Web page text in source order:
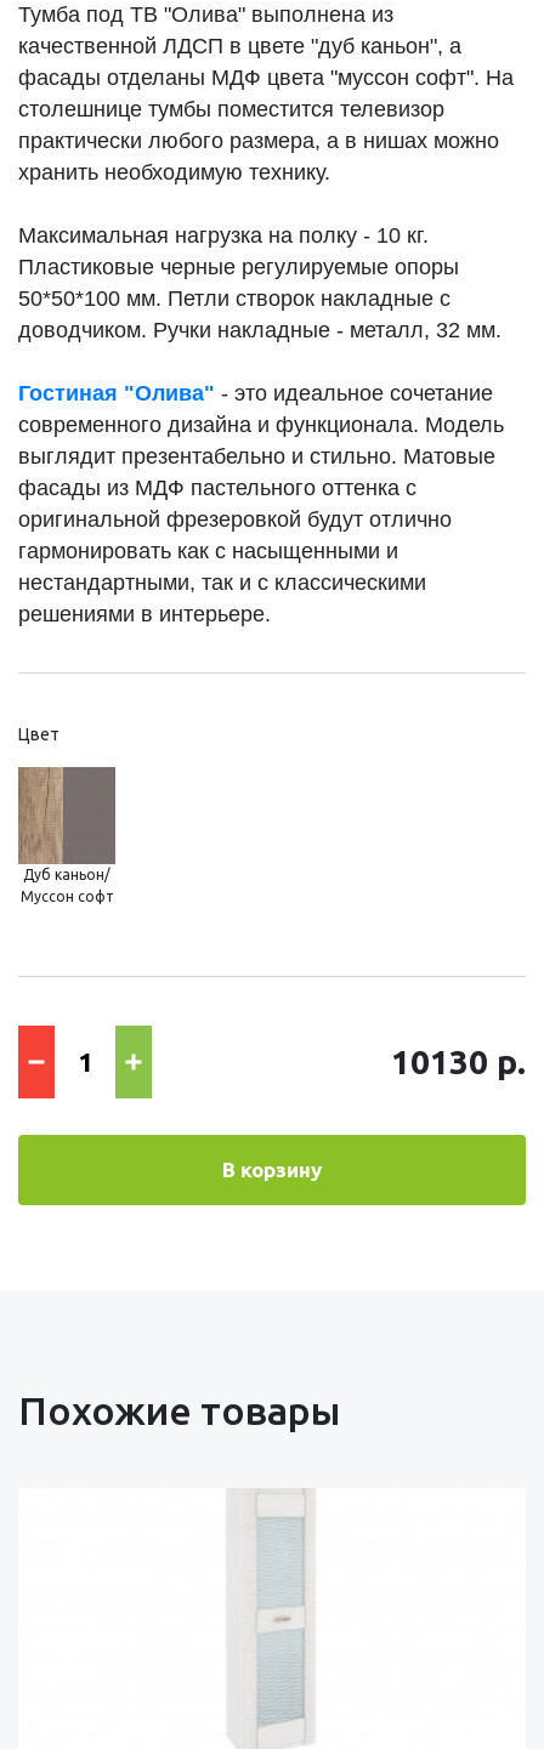
Тумба под ТВ "Олива" выполнена из
качественной ЛДСП в цвете "дуб каньон", а
фасады отделаны МДФ цвета "муссон софт". На
столешнице тумбы поместится телевизор
практически любого размера, а в нишах можно
хранить необходимую технику.
Максимальная нагрузка на полку - 10 кг.
Пластиковые черные регулируемые опоры
50*50*100 мм. Петли створок накладные с
доводчиком. Ручки накладные - металл, 32 мм.
Гостиная "Олива" - это идеальное сочетание
современного дизайна и функционала. Модель
выглядит презентабельно и стильно. Матовые
фасады из МДФ пастельного оттенка с
оригинальной фрезеровкой будут отлично
гармонировать как с насыщенными и
нестандартными, так и с классическими
решениями в интерьере.
Цвет
Дуб каньон/
Муссон софт
10130 р.
В корзину
Похожие товары